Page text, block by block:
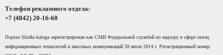
Телефон рекламного отдела:
+7 (4842) 20-16-68
Портал Skidki-kaluga зарегистрирован как СМИ Федеральной службой по надзору в сфере связи,
информационных технологий и массовых коммуникаций 28 июля 2014 г. Регистрационный номер: